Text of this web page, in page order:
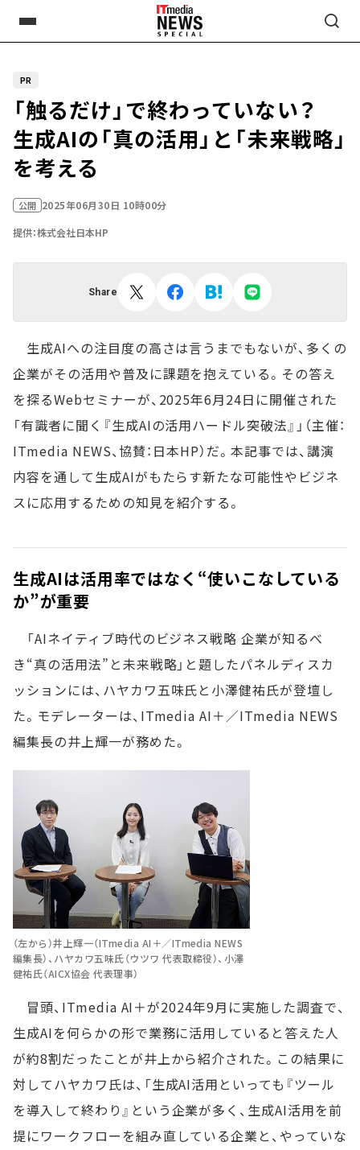
PR
「触るだけ」で終わっていない？
生成AIの「真の活用」と「未来戦略」
を考える
公開 2025年06月30日 10時00分
提供：株式会社日本HP
Share
生成AIへの注目度の高さは言うまでもないが、多くの
企業がその活用や普及に課題を抱えている。その答え
を探るWebセミナーが、2025年6月24日に開催された
「有識者に聞く『生成AIの活用ハードル突破法』」（主催：
ITmedia NEWS、協賛：日本HP）だ。本記事では、講演
内容を通して生成AIがもたらす新たな可能性やビジネ
スに応用するための知見を紹介する。
生成AIは活用率ではなく“使いこなしている
か”が重要
「AIネイティブ時代のビジネス戦略 企業が知るべ
き“真の活用法”と未来戦略」と題したパネルディスカ
ッションには、ハヤカワ五味氏と小澤健祐氏が登壇し
た。モデレーターは、ITmedia AI＋／ITmedia NEWS
編集長の井上輝一が務めた。
（左から）井上輝一（ITmedia AI＋／ITmedia NEWS
編集長）、ハヤカワ五味氏（ウツワ 代表取締役）、小澤
健祐氏（AICX協会 代表理事）
冒頭、ITmedia AI＋が2024年9月に実施した調査で、
生成AIを何らかの形で業務に活用していると答えた人
が約8割だったことが井上から紹介された。この結果に
対してハヤカワ氏は、「生成AI活用といっても『ツール
を導入して終わり』という企業が多く、生成AI活用を前
提にワークフローを組み直している企業と、やっていな